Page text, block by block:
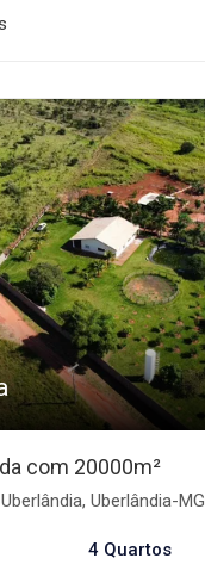
com 20000m²
Uberlândia-MG
4 Quartos